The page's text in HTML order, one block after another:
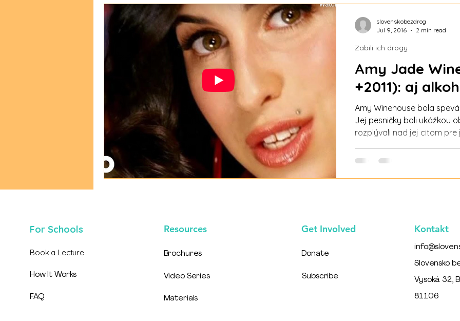
ktorej bolo Slovensko malé.
ZSSR, Švajčiarsku, Poľsku,
Franc
Amy Jade
+2011): aj
Amy Winehouse bola
Jej pesničky boli ukážkou
rozplývali nad jej citom pre
krátky život je ukážkou úspechov, no bohužiaľ aj
nanešťastie zaradila do Klubu 27 (umelci,
Zabili ich drogy
slovenskobezdrog
Jul 9, 2016
2 min read
For Schools
Book a Lecture
How It Works
FAQ
Resources
Brochures
Video Series
Materials
Get Involved
Donate
Subscribe
Kontakt
Slovensko
Vysoká 32,
81106